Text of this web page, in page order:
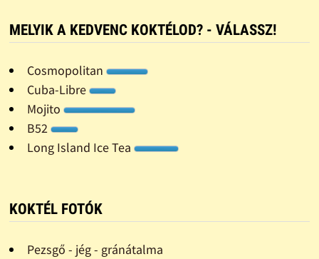
MELYIK A KEDVENC KOKTÉLOD? - VÁLASSZ!
Cosmopolitan
Cuba-Libre
Mojito
B52
Long Island Ice Tea
KOKTÉL FOTÓK
Pezsgő - jég - gránátalma